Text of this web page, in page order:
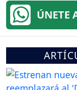
ÚNETE